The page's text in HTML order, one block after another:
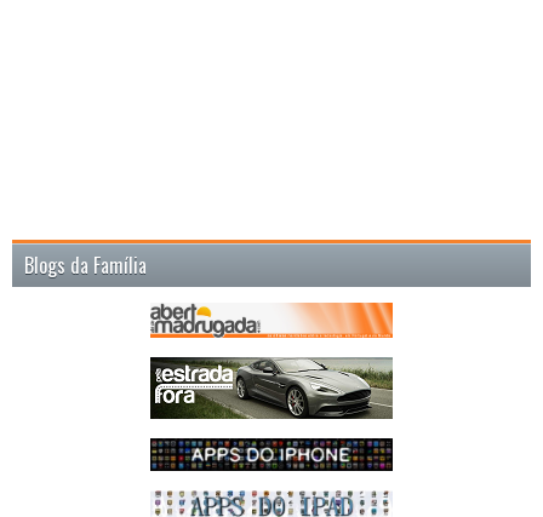
Blogs da Família